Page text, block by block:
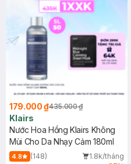
179.000 ₫435.000 ₫
Klairs
Nước Hoa Hồng Klairs Không
Mùi Cho Da Nhạy Cảm 180ml
4.8 (148)
1.8k/tháng